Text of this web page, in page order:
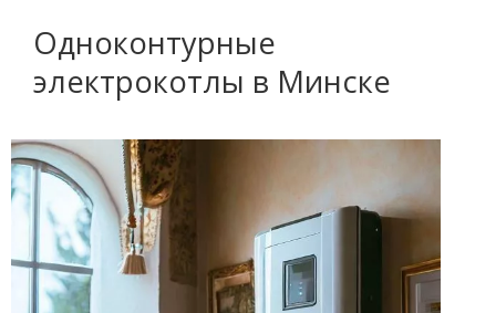
Одноконтурные
электрокотлы в Минске